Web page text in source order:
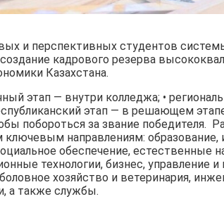
и перспективных студентов
кадрового резерва
Казахстана.
этап — внутри колледжа; •
этап — в решающем
побороться за звание победителя.
направлениям: образование,
обеспечение, естественные
технологии, бизнес, управление и
хозяйство и ветеринария,
а также службы.